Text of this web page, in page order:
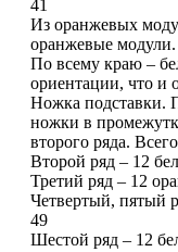
41
Из оранжевых
оранжевые
По всему краю –
ориентации, что и
Ножка подставки.
ножки в
второго ряда.
Второй ряд – 12
Третий ряд – 12
Четвертый, пятый
49
Шестой ряд – 12